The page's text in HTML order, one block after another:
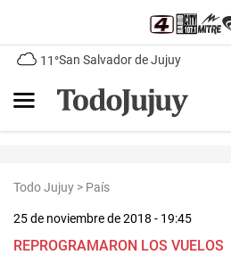
11°San Salvador de Jujuy
Todo Jujuy > País
25 de noviembre de 2018 - 19:45
REPROGRAMARON LOS VUELOS